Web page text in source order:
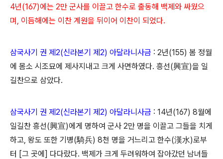
4년(167)에는 2만 군사를 이끌고 한수로 출동해 백제와 싸웠으
며, 이듬해에는 이찬 계원을 뒤이어 이찬이 되었다.
삼국사기 권 제2(신라본기 제2) 아달라니사금 : 2년(155) 봄 정월
에 몸소 시조묘에 제사지내고 크게 사면하였다. 흥선(興宣)을 일
길찬으로 삼았다.
삼국사기 권 제2(신라본기 제2) 아달라니사금 : 14년(167) 8월에
일길찬 흥선(興宣)에게 명하여 군사 2만 명을 이끌고 그들을 치게
하고, 왕도 또한 기병(騎兵) 8천 명을 거느리고 한수(漢水)로부
터 [그 곳에] 다다랐다. 백제가 크게 두려워하여 잡아갔던 남녀들